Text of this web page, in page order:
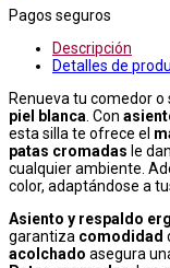
Pagos seguros
Descripción
Detalles de
Renueva tu comedor
piel blanca . Con
esta silla te ofrece el
patas cromadas le
cualquier ambiente.
color, adaptándose a
Asiento y respaldo
garantiza comodidad
acolchado asegura